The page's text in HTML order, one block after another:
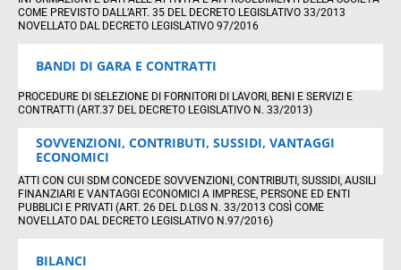
COME PREVISTO DALL’ART. 35 DEL DECRETO LEGISLATIVO 33/2013
NOVELLATO DAL DECRETO LEGISLATIVO 97/2016
BANDI DI GARA E CONTRATTI
PROCEDURE DI SELEZIONE DI FORNITORI DI LAVORI, BENI E SERVIZI E
CONTRATTI (ART.37 DEL DECRETO LEGISLATIVO N. 33/2013)
SOVVENZIONI, CONTRIBUTI, SUSSIDI, VANTAGGI
ECONOMICI
ATTI CON CUI SDM CONCEDE SOVVENZIONI, CONTRIBUTI, SUSSIDI, AUSILI
FINANZIARI E VANTAGGI ECONOMICI A IMPRESE, PERSONE ED ENTI
PUBBLICI E PRIVATI (ART. 26 DEL D.LGS N. 33/2013 COSÌ COME
NOVELLATO DAL DECRETO LEGISLATIVO N.97/2016)
BILANCI